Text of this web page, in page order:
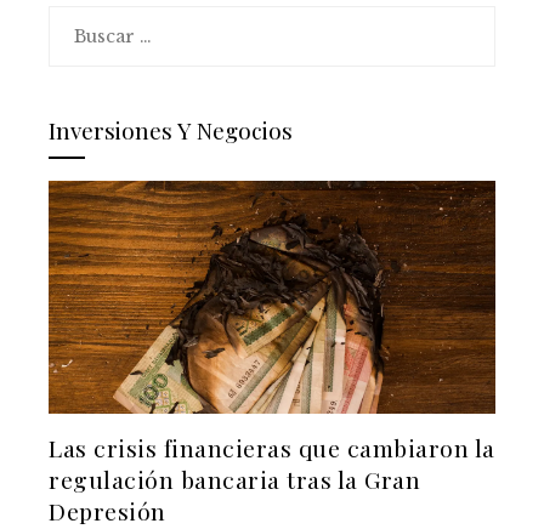
Inversiones Y Negocios
Las crisis financieras que cambiaron la
regulación bancaria tras la Gran
Depresión